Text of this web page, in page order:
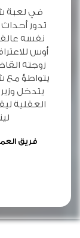
في لعبة
تدور
نفسه
أوس
زوجته
يتواطؤ مع
يتدخل
العقلية
فريق